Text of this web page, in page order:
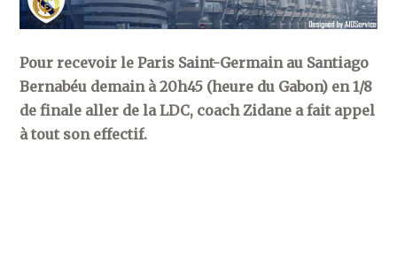
Pour recevoir le Paris Saint-Germain au Santiago
Bernabéu demain à 20h45 (heure du Gabon) en 1/8
de finale aller de la LDC, coach Zidane a fait appel
à tout son effectif.